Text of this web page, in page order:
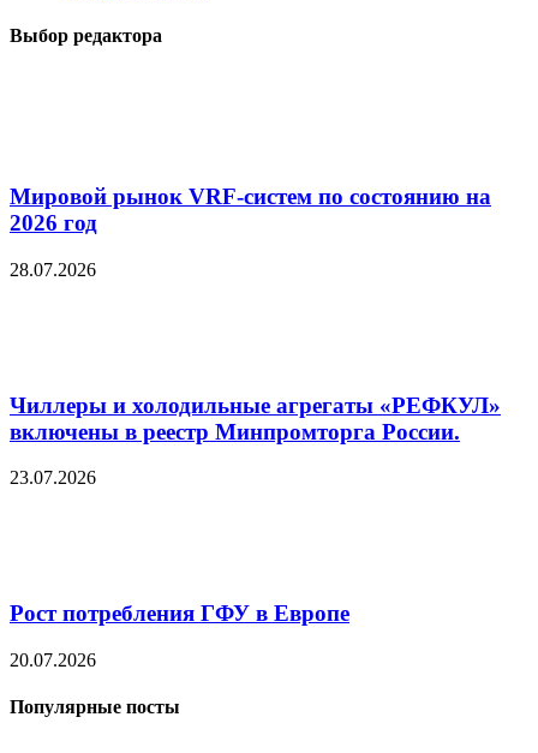
Выбор редактора
Мировой рынок VRF-систем по состоянию на
2026 год
28.07.2026
Чиллеры и холодильные агрегаты «РЕФКУЛ»
включены в реестр Минпромторга России.
23.07.2026
Рост потребления ГФУ в Европе
20.07.2026
Популярные посты